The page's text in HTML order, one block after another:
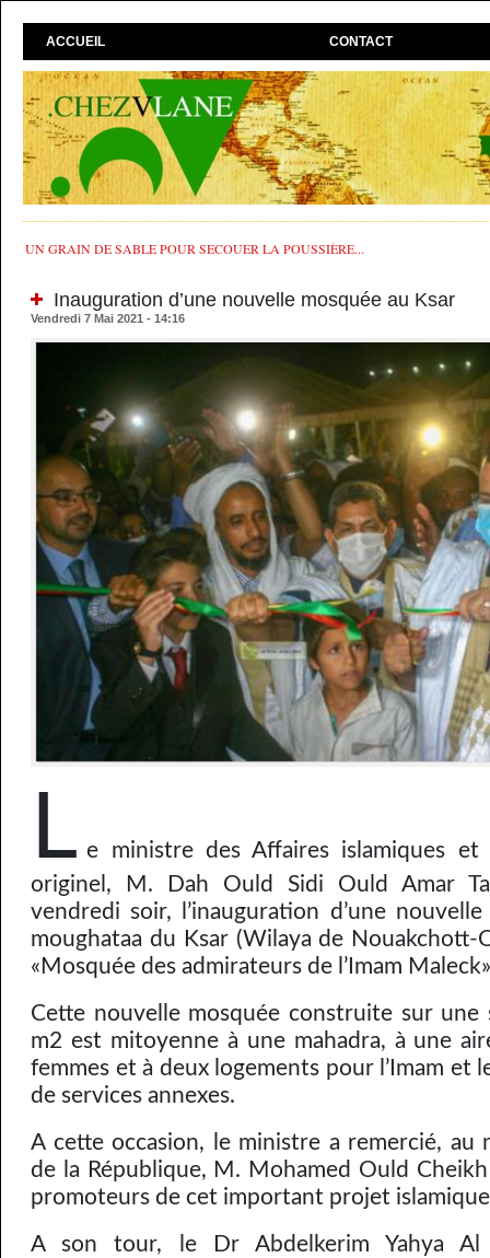
ACCUEIL CONTACT
UN GRAIN DE SABLE POUR SECOUER LA POUSSIÈRE...
Inauguration d’une nouvelle mosquée au Ksar
Vendredi 7 Mai 2021 - 14:16
L e ministre des Affaires islamiques et
originel, M. Dah Ould Sidi Ould Amar
vendredi soir, l’inauguration d’une
moughataa du Ksar (Wilaya de Nouakchott-
«Mosquée des admirateurs de l’Imam
Cette nouvelle mosquée construite sur une
m2 est mitoyenne à une mahadra, à une
femmes et à deux logements pour l’Imam et
de services annexes.
A cette occasion, le ministre a remercié, au
de la République, M. Mohamed Ould Cheikh
promoteurs de cet important projet
A son tour, le Dr Abdelkerim Yahya Al